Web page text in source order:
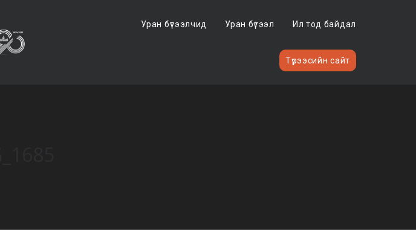
Уран бүтээлчид Уран бүтээл Ил тод байдал
Түрээсийн сайт